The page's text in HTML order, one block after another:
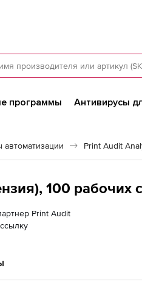
программы Антивирусы
автоматизации Print Audit
100 рабочих
Print Audit